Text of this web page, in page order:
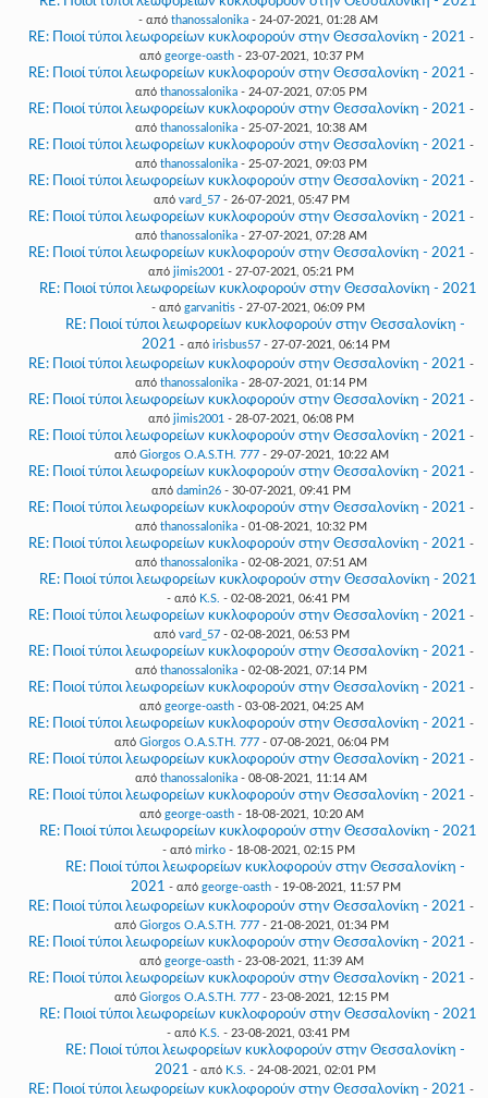
- από thanossalonika - 24-07-2021, 01:28 AM
RE: Ποιοί τύποι λεωφορείων κυκλοφορούν στην Θεσσαλονίκη - 2021 -
από george-oasth- 23-07-2021, 10:37 PM
RE: Ποιοί τύποι λεωφορείων κυκλοφορούν στην Θεσσαλονίκη - 2021 -
από thanossalonika - 24-07-2021, 07:05 PM
RE: Ποιοί τύποι λεωφορείων κυκλοφορούν στην Θεσσαλονίκη - 2021 -
από thanossalonika - 25-07-2021, 10:38 AM
RE: Ποιοί τύποι λεωφορείων κυκλοφορούν στην Θεσσαλονίκη - 2021 -
από thanossalonika - 25-07-2021, 09:03 PM
RE: Ποιοί τύποι λεωφορείων κυκλοφορούν στην Θεσσαλονίκη - 2021 -
από vard_57- 26-07-2021, 05:47 PM
RE: Ποιοί τύποι λεωφορείων κυκλοφορούν στην Θεσσαλονίκη - 2021 -
από thanossalonika - 27-07-2021, 07:28 AM
RE: Ποιοί τύποι λεωφορείων κυκλοφορούν στην Θεσσαλονίκη - 2021 -
από jimis2001 - 27-07-2021, 05:21 PM
RE: Ποιοί τύποι λεωφορείων κυκλοφορούν στην Θεσσαλονίκη - 2021
- από garvanitis - 27-07-2021, 06:09 PM
RE: Ποιοί τύποι λεωφορείων κυκλοφορούν στην Θεσσαλονίκη -
2021 - από irisbus57- 27-07-2021, 06:14 PM
RE: Ποιοί τύποι λεωφορείων κυκλοφορούν στην Θεσσαλονίκη - 2021 -
από thanossalonika - 28-07-2021, 01:14 PM
RE: Ποιοί τύποι λεωφορείων κυκλοφορούν στην Θεσσαλονίκη - 2021 -
από jimis2001 - 28-07-2021, 06:08 PM
RE: Ποιοί τύποι λεωφορείων κυκλοφορούν στην Θεσσαλονίκη - 2021 -
από Giorgos O.A.S.TH. 777- 29-07-2021, 10:22 AM
RE: Ποιοί τύποι λεωφορείων κυκλοφορούν στην Θεσσαλονίκη - 2021 -
από damin26 - 30-07-2021, 09:41 PM
RE: Ποιοί τύποι λεωφορείων κυκλοφορούν στην Θεσσαλονίκη - 2021 -
από thanossalonika - 01-08-2021, 10:32 PM
RE: Ποιοί τύποι λεωφορείων κυκλοφορούν στην Θεσσαλονίκη - 2021 -
από thanossalonika - 02-08-2021, 07:51 AM
RE: Ποιοί τύποι λεωφορείων κυκλοφορούν στην Θεσσαλονίκη - 2021
- από K.S. - 02-08-2021, 06:41 PM
RE: Ποιοί τύποι λεωφορείων κυκλοφορούν στην Θεσσαλονίκη - 2021 -
από vard_57- 02-08-2021, 06:53 PM
RE: Ποιοί τύποι λεωφορείων κυκλοφορούν στην Θεσσαλονίκη - 2021 -
από thanossalonika - 02-08-2021, 07:14 PM
RE: Ποιοί τύποι λεωφορείων κυκλοφορούν στην Θεσσαλονίκη - 2021 -
από george-oasth- 03-08-2021, 04:25 AM
RE: Ποιοί τύποι λεωφορείων κυκλοφορούν στην Θεσσαλονίκη - 2021 -
από Giorgos O.A.S.TH. 777- 07-08-2021, 06:04 PM
RE: Ποιοί τύποι λεωφορείων κυκλοφορούν στην Θεσσαλονίκη - 2021 -
από thanossalonika - 08-08-2021, 11:14 AM
RE: Ποιοί τύποι λεωφορείων κυκλοφορούν στην Θεσσαλονίκη - 2021 -
από george-oasth- 18-08-2021, 10:20 AM
RE: Ποιοί τύποι λεωφορείων κυκλοφορούν στην Θεσσαλονίκη - 2021
- από mirko- 18-08-2021, 02:15 PM
RE: Ποιοί τύποι λεωφορείων κυκλοφορούν στην Θεσσαλονίκη -
2021 - από george-oasth- 19-08-2021, 11:57 PM
RE: Ποιοί τύποι λεωφορείων κυκλοφορούν στην Θεσσαλονίκη - 2021 -
από Giorgos O.A.S.TH. 777- 21-08-2021, 01:34 PM
RE: Ποιοί τύποι λεωφορείων κυκλοφορούν στην Θεσσαλονίκη - 2021 -
από george-oasth- 23-08-2021, 11:39 AM
RE: Ποιοί τύποι λεωφορείων κυκλοφορούν στην Θεσσαλονίκη - 2021 -
από Giorgos O.A.S.TH. 777- 23-08-2021, 12:15 PM
RE: Ποιοί τύποι λεωφορείων κυκλοφορούν στην Θεσσαλονίκη - 2021
- από K.S. - 23-08-2021, 03:41 PM
RE: Ποιοί τύποι λεωφορείων κυκλοφορούν στην Θεσσαλονίκη -
2021 - από K.S. - 24-08-2021, 02:01 PM
RE: Ποιοί τύποι λεωφορείων κυκλοφορούν στην Θεσσαλονίκη - 2021 -